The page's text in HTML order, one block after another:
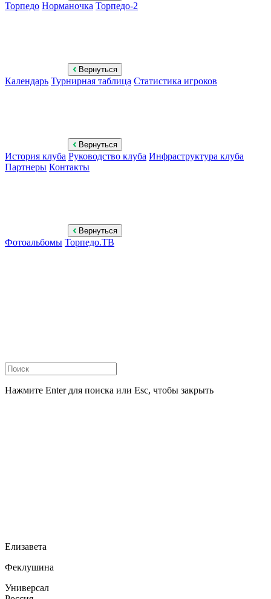
Торпедо Норманочка Торпедо-2
Вернуться
Календарь Турнирная таблица Статистика игроков
Вернуться
История клуба Руководство клуба Инфраструктура клуба
Партнеры Контакты
Вернуться
Фотоальбомы Торпедо.ТВ
Нажмите Enter для поиска или Esc, чтобы закрыть
Елизавета
Феклушина
Универсал